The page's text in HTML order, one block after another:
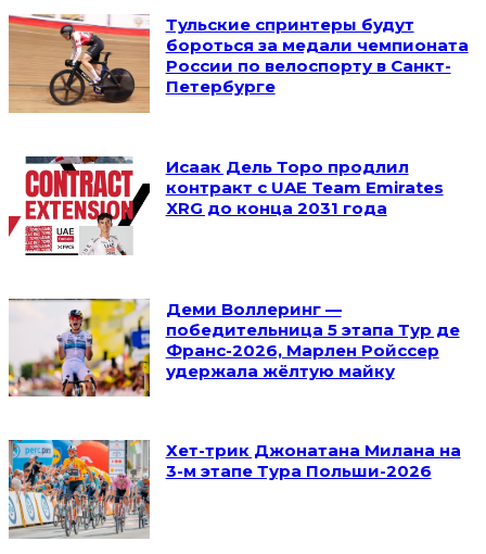
Тульские спринтеры будут
бороться за медали чемпионата
России по велоспорту в Санкт-
Петербурге
Исаак Дель Торо продлил
контракт с UAE Team Emirates
XRG до конца 2031 года
Деми Воллеринг —
победительница 5 этапа Тур де
Франс-2026, Марлен Ройссер
удержала жёлтую майку
Хет-трик Джонатана Милана на
3-м этапе Тура Польши-2026